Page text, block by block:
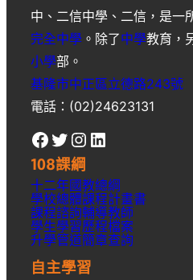
中 、 二信中學 、 二信 ，是一
完全中學 。除了中學教育，
小學部。
基隆市中正區立德路243號
電話：(02)24623131
Facebook Twitter Instagram LinkedIn
108課綱
十二年國教總綱
學校總體課程計畫書
課程諮詢輔導教師
學生學習歷程檔案
升學管道簡章查詢
自主學習